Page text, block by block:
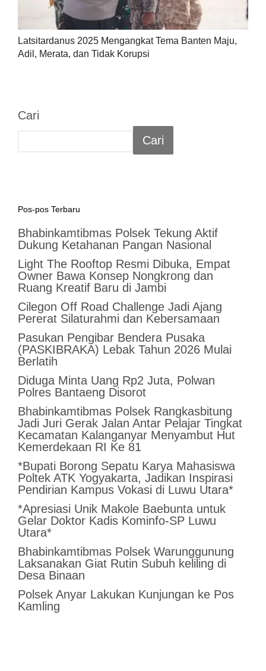
Latsitardanus 2025 Mengangkat Tema Banten Maju,
Adil, Merata, dan Tidak Korupsi
Cari
Cari
Pos-pos Terbaru
Bhabinkamtibmas Polsek Tekung Aktif
Dukung Ketahanan Pangan Nasional
Light The Rooftop Resmi Dibuka, Empat
Owner Bawa Konsep Nongkrong dan
Ruang Kreatif Baru di Jambi
Cilegon Off Road Challenge Jadi Ajang
Pererat Silaturahmi dan Kebersamaan
Pasukan Pengibar Bendera Pusaka
(PASKIBRAKA) Lebak Tahun 2026 Mulai
Berlatih
Diduga Minta Uang Rp2 Juta, Polwan
Polres Bantaeng Disorot
Bhabinkamtibmas Polsek Rangkasbitung
Jadi Juri Gerak Jalan Antar Pelajar Tingkat
Kecamatan Kalanganyar Menyambut Hut
Kemerdekaan RI Ke 81
*Bupati Borong Sepatu Karya Mahasiswa
Poltek ATK Yogyakarta, Jadikan Inspirasi
Pendirian Kampus Vokasi di Luwu Utara*
*Apresiasi Unik Makole Baebunta untuk
Gelar Doktor Kadis Kominfo-SP Luwu
Utara*
Bhabinkamtibmas Polsek Warunggunung
Laksanakan Giat Rutin Subuh keliling di
Desa Binaan
Polsek Anyar Lakukan Kunjungan ke Pos
Kamling